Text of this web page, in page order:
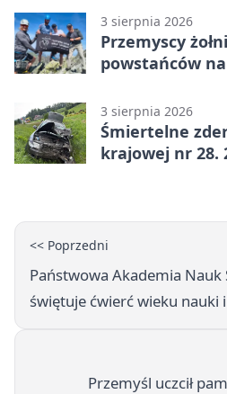
3 sierpnia 2026
Przemyscy
powstańców
3 sierpnia 2026
Śmiertelne
krajowej nr 28.
<< Poprzedni
Państwowa Akademia Nauk
świętuje ćwierć wieku nauki
Przemyśl uczcił